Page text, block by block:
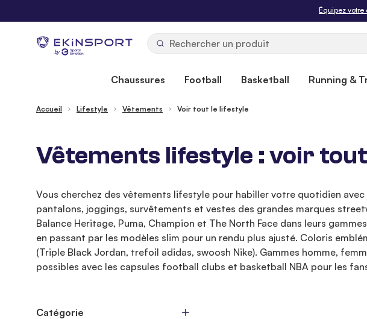
Livraison
by
Chaussures Football Basketball Running &
Accueil Lifestyle Vêtements Voir tout le lifestyle
Vêtements lifestyle : voir
Vous cherchez des vêtements lifestyle pour habiller votre quotidien
pantalons, joggings, survêtements et vestes des grandes marques
Balance Heritage, Puma, Champion et The North Face dans leurs
en passant par les modèles slim pour un rendu plus ajusté. Coloris
(Triple Black Jordan, trefoil adidas, swoosh Nike). Gammes homme,
possibles avec les capsules football clubs et basketball NBA pour les
Catégorie